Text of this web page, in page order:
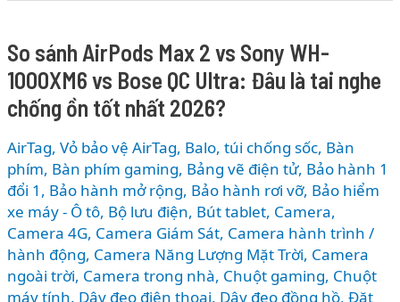
So sánh AirPods Max 2 vs Sony WH-
1000XM6 vs Bose QC Ultra: Đâu là tai nghe
chống ồn tốt nhất 2026?
AirTag, Vỏ bảo vệ AirTag, Balo, túi chống sốc, Bàn
phím, Bàn phím gaming, Bảng vẽ điện tử, Bảo hành 1
đổi 1 , Bảo hành mở rộng, Bảo hành rơi vỡ, Bảo hiểm
xe máy - Ô tô, Bộ lưu điện, Bút tablet, Camera,
Camera 4G, Camera Giám Sát, Camera hành trình /
hành động, Camera Năng Lượng Mặt Trời, Camera
ngoài trời, Camera trong nhà, Chuột gaming, Chuột
máy tính, Dây đeo điện thoại, Dây đeo đồng hồ, Đặt